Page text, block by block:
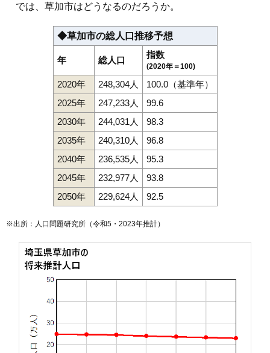
では、草加市はどうなるのだろうか。
◆草加市の総人口推移予想
年 総人口
指数
(2020年＝100)
2020年 248,304人
100.0（基準年）
2025年
247,233人
99.6
2030年
244,031人
98.3
2035年
240,310人
96.8
2040年
236,535人
95.3
2045年
232,977人
93.8
2050年
229,624人 92.5
※出所：人口問題研究所（令和5・2023年推計）